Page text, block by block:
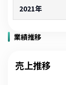
2021年
業績推移
売上推移